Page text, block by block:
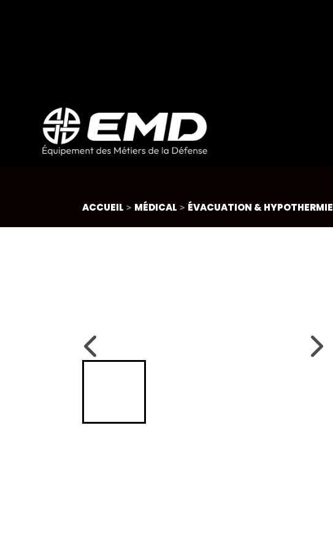
ACCUEIL > MÉDICAL > ÉVACUATION & HYPOTHERMIE